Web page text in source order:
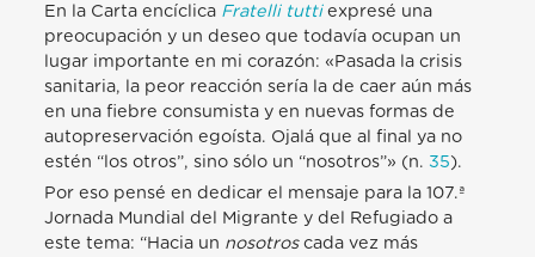
En la Carta encíclica Fratelli tuttiexpresé una
preocupación y un deseo que todavía ocupan un
lugar importante en mi corazón: «Pasada la crisis
sanitaria, la peor reacción sería la de caer aún más
en una fiebre consumista y en nuevas formas de
autopreservación egoísta. Ojalá que al final ya no
estén “los otros”, sino sólo un “nosotros”» (n. 35).
Por eso pensé en dedicar el mensaje para la 107.ª
Jornada Mundial del Migrante y del Refugiado a
este tema: “Hacia un nosotroscada vez más